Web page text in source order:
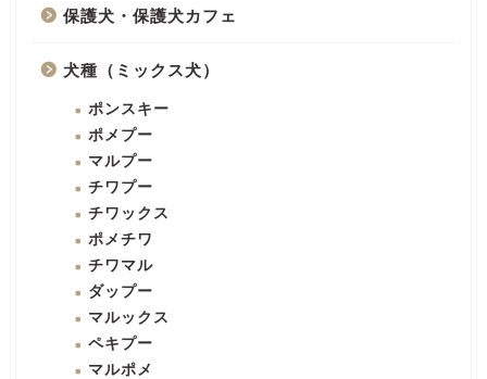
保護犬・保護犬カフェ
犬種（ミックス犬）
ポンスキー
ポメプー
マルプー
チワプー
チワックス
ポメチワ
チワマル
ダップー
マルックス
ペキプー
マルポメ